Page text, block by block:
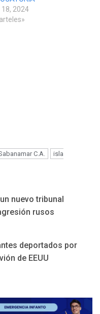
18, 2024
C.A.
isla
nuevo tribunal
rusos
deportados por
de EEUU
FÚTBOL 2026
de privatización